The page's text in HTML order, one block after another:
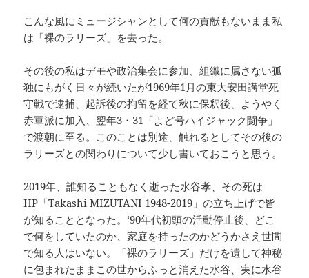
こんな風にミュージシャンとして何の貢献もないまま私
は「裸のラリーズ」を去った。
その後の私はデモや政治集会に参加、組織に属さない孤
独にもがく日々が続いたが1969年1月の東大安田講堂死
守戦で逮捕、起訴後の拘留を経て秋に保釈後、ようやく
赤軍派に加入、翌年3・31「よど号ハイジャック闘争」
で渡朝に至る。このことは別途、触れるとしてその後の
ラリーズとの関わりについて少し書いておこうと思う。
2019年、誰知ることもなく逝った水谷孝、その死は
HP 「Takashi MIZUTANI 1948-2019」の立ち上げで皆
が知ることとなった。‘90年代初頭の活動停止後、どこ
で何をしていたのか、家庭を持ったのかどうかさえ世間
で知る人はいない。「裸のラリーズ」だけを遺して神秘
に包まれたままこの世からふっと消えた水谷、実に水谷